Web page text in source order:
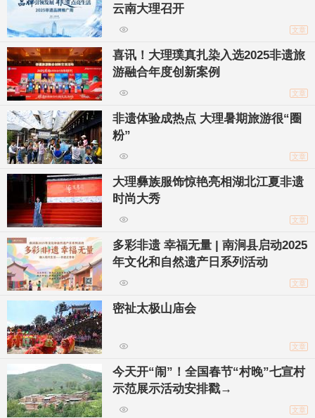
云南大理召开
文章
喜讯！大理璞真扎染入选2025非遗旅
游融合年度创新案例
文章
非遗体验成热点 大理暑期旅游很“圈
粉”
文章
大理彝族服饰惊艳亮相湖北江夏非遗
时尚大秀
文章
多彩非遗 幸福无量 | 南涧县启动2025
年文化和自然遗产日系列活动
文章
密祉太极山庙会
文章
今天开“闹”！全国春节“村晚”七宣村
示范展示活动安排戳→
文章